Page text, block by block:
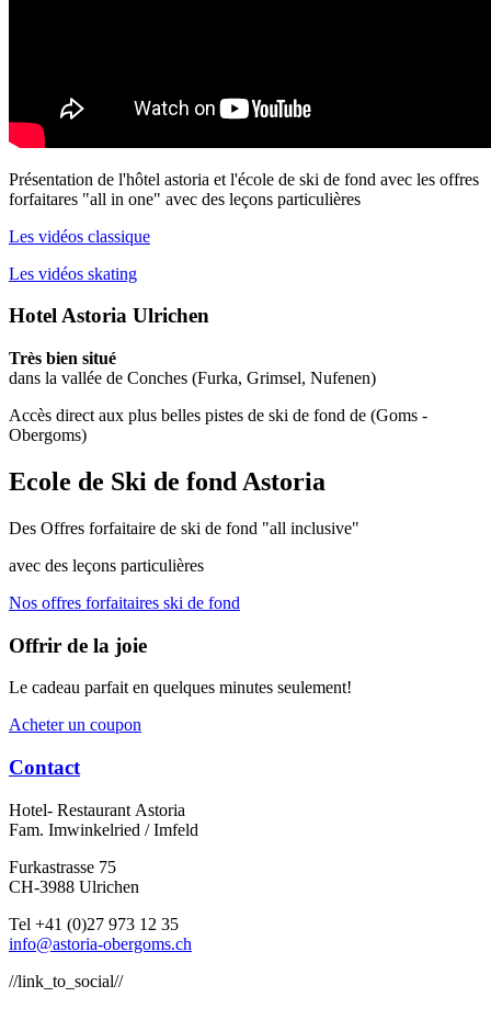
Présentation de l'hôtel astoria et l'école de ski de fond avec les offres
forfaitares "all in one" avec des leçons particulières
Les vidéos classique
Les vidéos skating
Hotel Astoria Ulrichen
Très bien situé
dans la vallée de Conches (Furka, Grimsel, Nufenen)
Accès direct aux plus belles pistes de ski de fond de (Goms -
Obergoms)
Ecole de Ski de fond Astoria
Des Offres forfaitaire de ski de fond "all inclusive"
avec des leçons particulières
Nos offres forfaitaires ski de fond
Offrir de la joie
Le cadeau parfait en quelques minutes seulement!
Acheter un coupon
Contact
Hotel- Restaurant Astoria
Fam. Imwinkelried / Imfeld
Furkastrasse 75
CH-3988 Ulrichen
Tel +41 (0)27 973 12 35
info@astoria-obergoms.ch
//link_to_social//